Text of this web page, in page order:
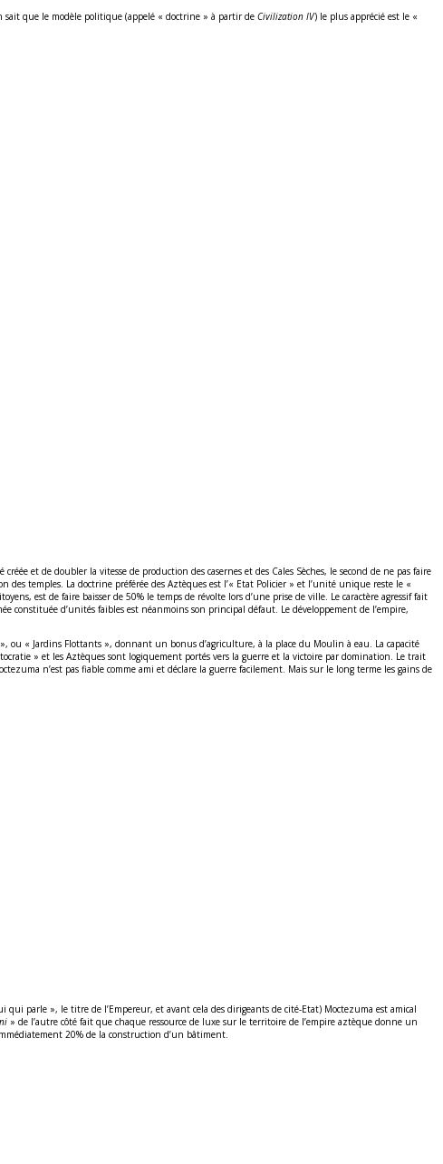
que le modèle politique (appelé « doctrine » à partir de Civilization IV) le plus apprécié est le «
et de doubler la vitesse de production des casernes et des Cales Sèches, le second de ne pas faire
temples. La doctrine préférée des Aztèques est l’« Etat Policier » et l’unité unique reste le «
est de faire baisser de 50% le temps de révolte lors d’une prise de ville. Le caractère agressif fait
constituée d’unités faibles est néanmoins son principal défaut. Le développement de l’empire,
», ou « Jardins Flottants », donnant un bonus d’agriculture, à la place du Moulin à eau. La capacité
» et les Aztèques sont logiquement portés vers la guerre et la victoire par domination. Le trait
n’est pas fiable comme ami et déclare la guerre facilement. Mais sur le long terme les gains de
qui parle », le titre de l’Empereur, et avant cela des dirigeants de cité-Etat) Moctezuma est amical
» de l’autre côté fait que chaque ressource de luxe sur le territoire de l’empire aztèque donne un
20% de la construction d’un bâtiment.